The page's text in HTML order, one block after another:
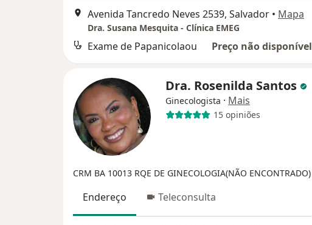
Avenida Tancredo Neves 2539, Salvador • Mapa
Dra. Susana Mesquita - Clínica EMEG
Exame de Papanicolaou Preço não disponível
Dra. Rosenilda Santos
Ginecologista · Mais
15 opiniões
CRM BA 10013 RQE DE GINECOLOGIA(NÃO ENCONTRADO)
Endereço Teleconsulta